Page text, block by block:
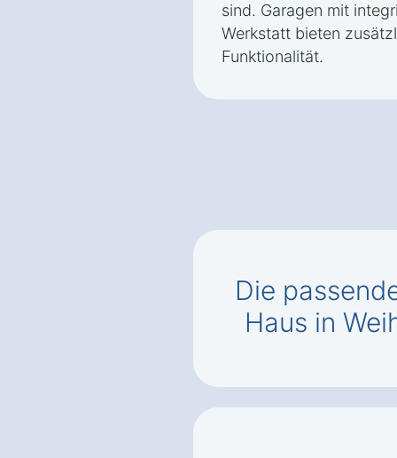
sind. Garagen mit
Werkstatt bieten
Funktionalität.
Die
Haus in